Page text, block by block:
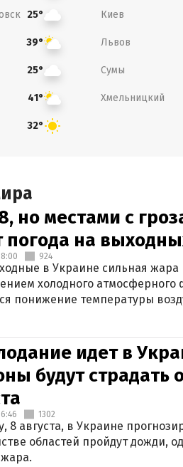
25° Киев
39° Львов
25° Сумы
41° Хмельницкий
32°
но местами с
погода на
924
в Украине сильная жара
холодного атмосферного
понижение температуры
идет в
будут страдать
1302
8 августа, в Украине
областей пройдут дожди,